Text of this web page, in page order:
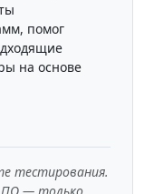
помог
на основе
тестирования.